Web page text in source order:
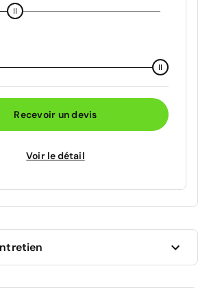
Recevoir un devis
Voir le détail